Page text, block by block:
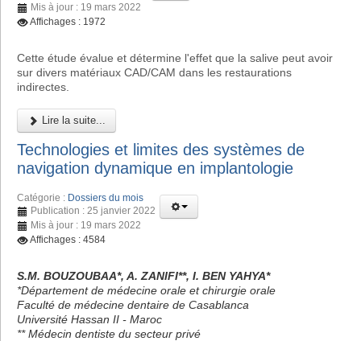
Mis à jour : 19 mars 2022
Affichages : 1972
Cette étude évalue et détermine l'effet que la salive peut avoir
sur divers matériaux CAD/CAM dans les restaurations
indirectes.
Lire la suite...
Technologies et limites des systèmes de
navigation dynamique en implantologie
Catégorie : Dossiers du mois
Publication : 25 janvier 2022
Mis à jour : 19 mars 2022
Affichages : 4584
S.M. BOUZOUBAA*, A. ZANIFI**, I. BEN YAHYA*
*Département de médecine orale et chirurgie orale
Faculté de médecine dentaire de Casablanca
Université Hassan II - Maroc
** Médecin dentiste du secteur privé